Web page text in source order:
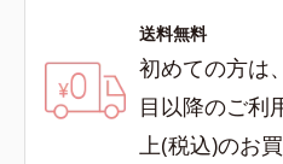
送料無料
初めての方は
目以降のご利
上(税込)のお